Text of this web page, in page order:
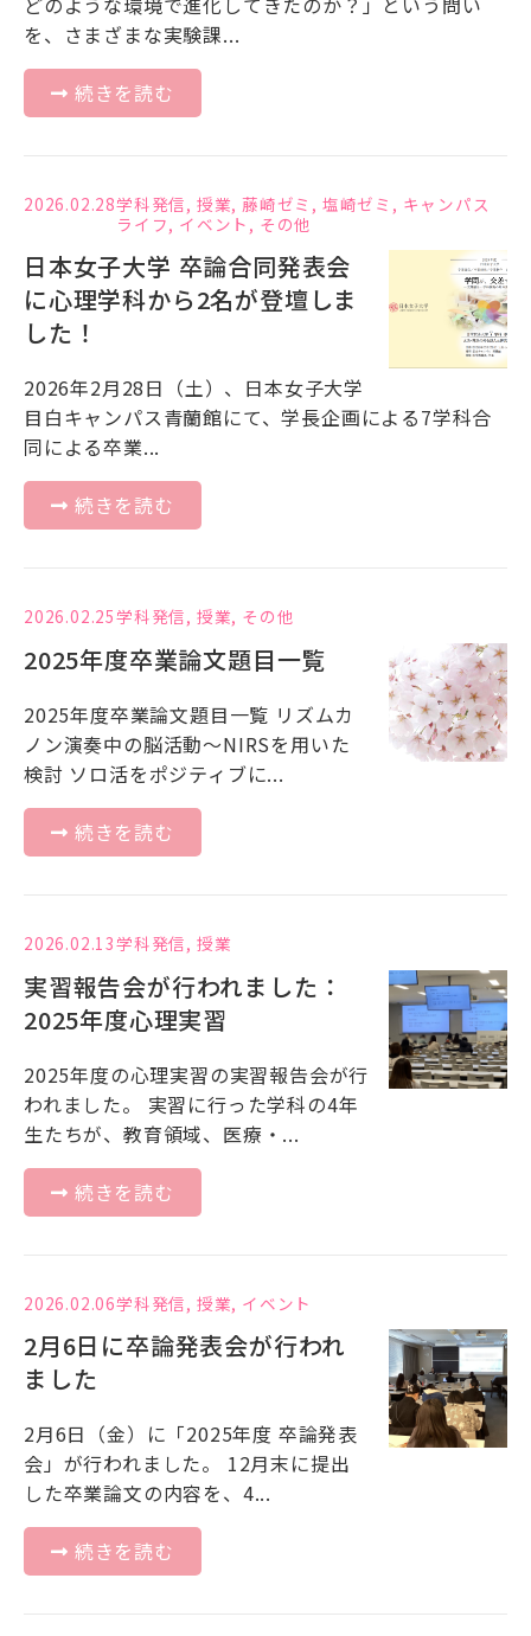
を、さまざまな実験課...
続きを読む
2026.02.28学科発信, 授業,藤崎ゼミ , 塩崎ゼミ , キャンパス
ライフ, イベント , その他
日本女子大学 卒論合同発表会
に心理学科から2名が登壇しま
した！
2026年2月28日（土）、日本女子大学
目白キャンパス青蘭館にて、学長企画による7学科合
同による卒業...
続きを読む
2026.02.25学科発信, 授業, その他
2025年度卒業論文題目一覧
2025年度卒業論文題目一覧 リズムカ
ノン演奏中の脳活動〜NIRSを用いた
検討 ソロ活をポジティブに...
続きを読む
2026.02.13学科発信, 授業
実習報告会が行われました：
2025年度心理実習
2025年度の心理実習の実習報告会が行
われました。 実習に行った学科の4年
生たちが、教育領域、医療・...
続きを読む
2026.02.06学科発信, 授業, イベント
2月6日に卒論発表会が行われ
ました
2月6日（金）に「2025年度 卒論発表
会」が行われました。 12月末に提出
した卒業論文の内容を、4...
続きを読む